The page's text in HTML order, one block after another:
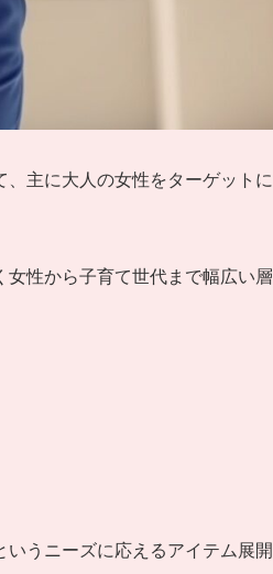
主に大人の女性をターゲットに
性から子育て世代まで幅広い層
うニーズに応えるアイテム展開